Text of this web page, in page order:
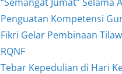
Penguatan Kompetensi
Fikri Gelar Pembinaan
RQNF
Tebar Kepedulian di Hari